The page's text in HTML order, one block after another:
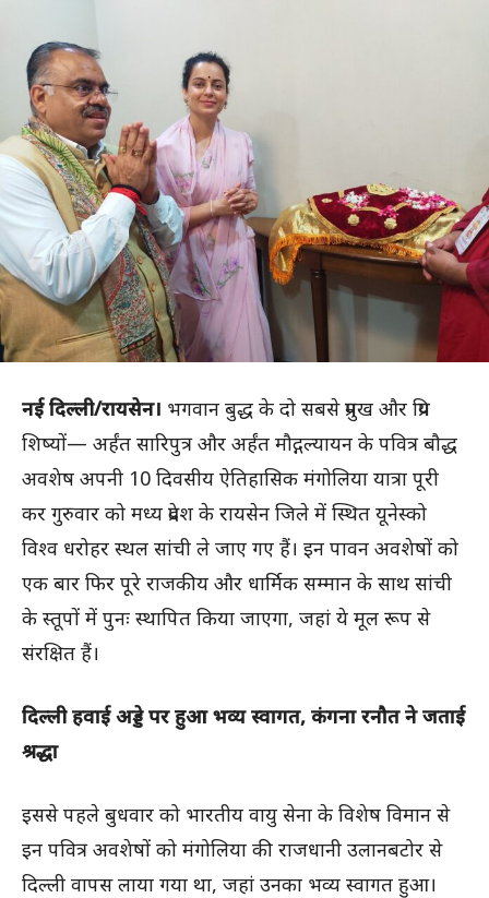
नई दिल्ली/रायसेन। भगवान बुद्ध के दो सबसे प्रमुख और प्रिय
शिष्यों— अर्हंत सारिपुत्र और अर्हंत मौद्गल्यायन के पवित्र बौद्ध
अवशेष अपनी 10 दिवसीय ऐतिहासिक मंगोलिया यात्रा पूरी
कर गुरुवार को मध्य प्रदेश के रायसेन जिले में स्थित यूनेस्को
विश्व धरोहर स्थल सांची ले जाए गए हैं। इन पावन अवशेषों को
एक बार फिर पूरे राजकीय और धार्मिक सम्मान के साथ सांची
के स्तूपों में पुनः स्थापित किया जाएगा, जहां ये मूल रूप से
संरक्षित हैं।
दिल्ली हवाई अड्डे पर हुआ भव्य स्वागत, कंगना रनौत ने जताई
श्रद्धा
इससे पहले बुधवार को भारतीय वायु सेना के विशेष विमान से
इन पवित्र अवशेषों को मंगोलिया की राजधानी उलानबटोर से
दिल्ली वापस लाया गया था, जहां उनका भव्य स्वागत हुआ।